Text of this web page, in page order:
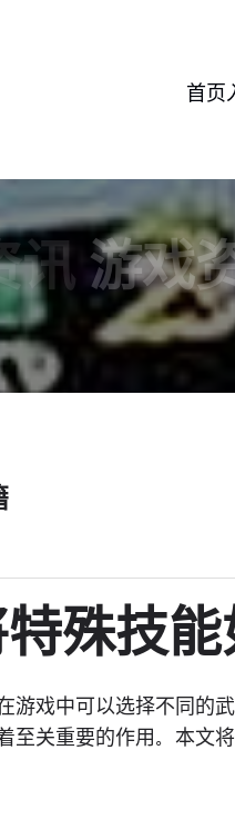
首页
讯 游戏
殊技
游戏中可以选择不同的
至关重要的作用。本文